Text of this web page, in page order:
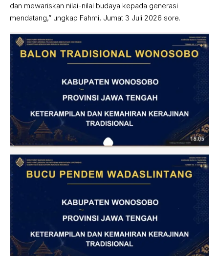
dan mewariskan nilai-nilai budaya kepada generasi
mendatang,” ungkap Fahmi, Jumat 3 Juli 2026 sore.